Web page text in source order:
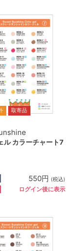
取寄品
ル カラーチャート7
550円 (税込)
ログイン後に表示